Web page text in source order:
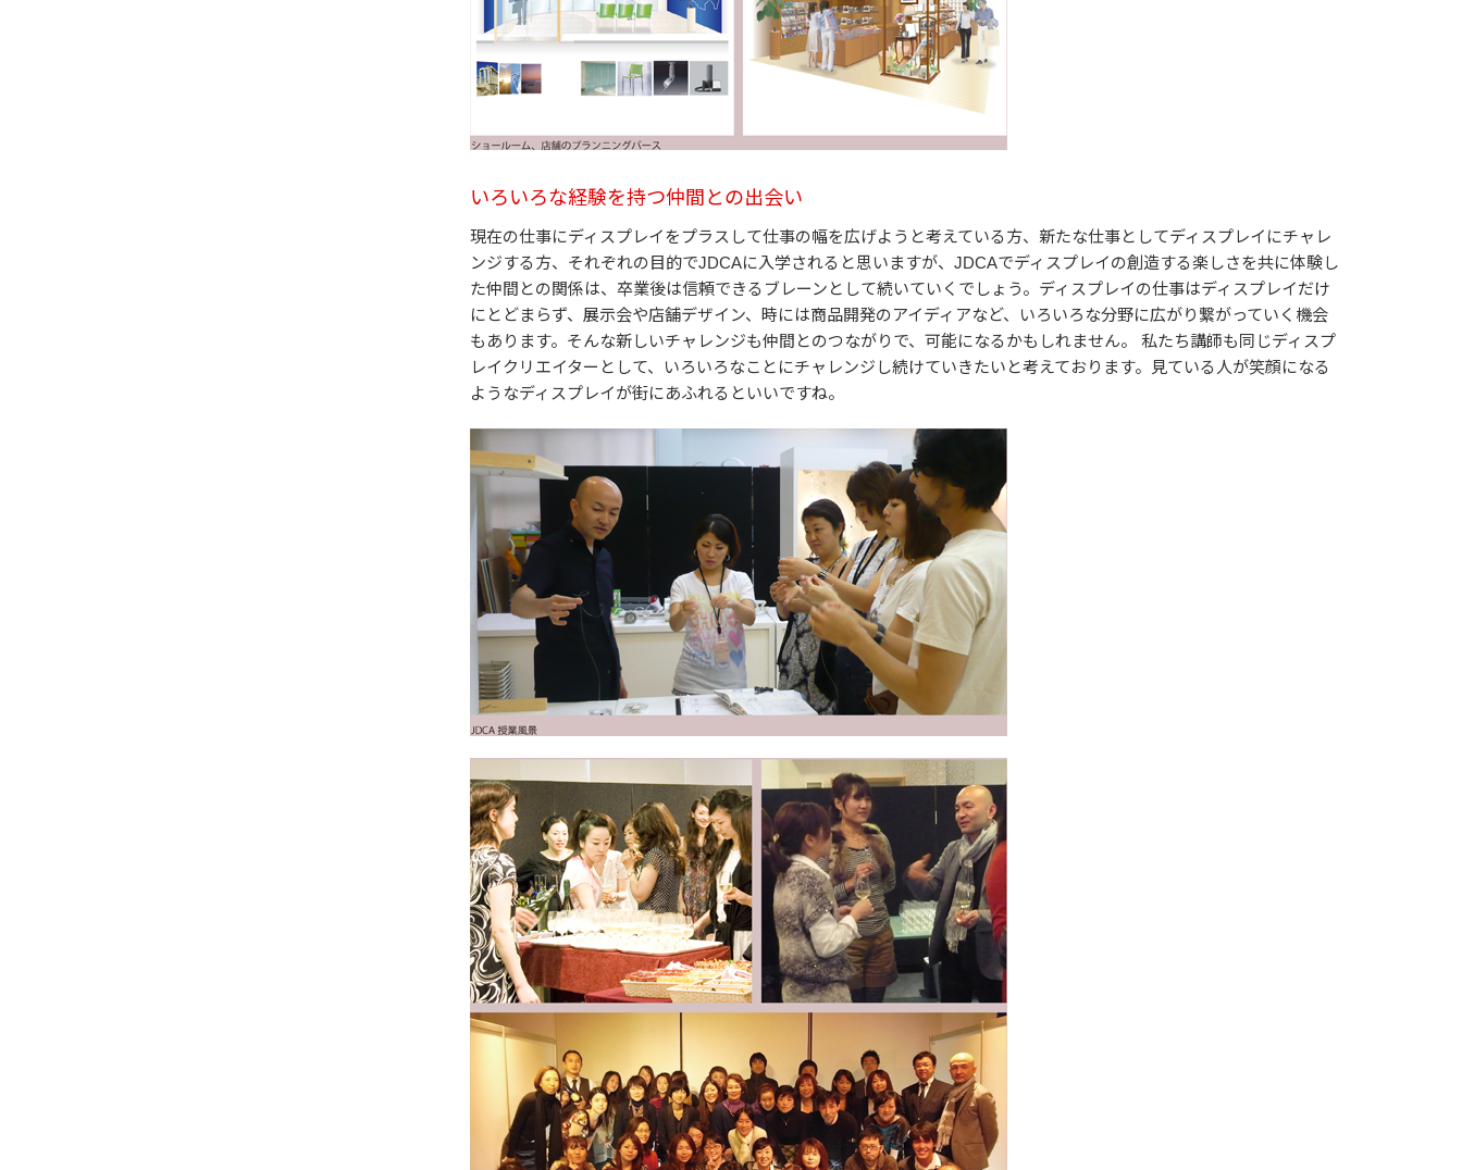
いろいろな経験を持つ仲間との出会い
現在の仕事にディスプレイをプラスして仕事の幅を広げようと考えている方、新たな仕事としてディスプレイにチャレ
ンジする方、それぞれの目的でJDCAに入学されると思いますが、JDCAでディスプレイの創造する楽しさを共に体験し
た仲間との関係は、卒業後は信頼できるブレーンとして続いていくでしょう。ディスプレイの仕事はディスプレイだけ
にとどまらず、展示会や店舗デザイン、時には商品開発のアイディアなど、いろいろな分野に広がり繋がっていく機会
もあります。そんな新しいチャレンジも仲間とのつながりで、可能になるかもしれません。 私たち講師も同じディスプ
レイクリエイターとして、いろいろなことにチャレンジし続けていきたいと考えております。見ている人が笑顔になる
ようなディスプレイが街にあふれるといいですね。